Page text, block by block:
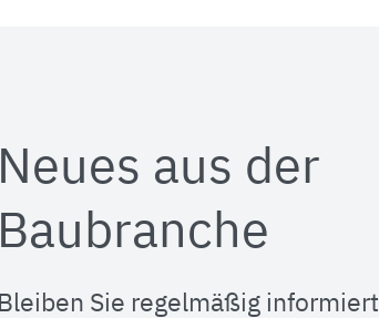
Neues aus der
Baubranche
Bleiben Sie regelmäßig informiert